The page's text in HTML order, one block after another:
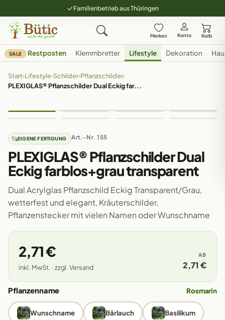
Familienbetrieb aus Thüringen
Merken Konto Korb
SALE Restposten Klemmbretter Lifestyle Dekoration
Start›Lifestyle›Schilder›Pflanzschilder›
PLEXIGLAS® Pflanzschilder Dual Eckig far...
EIGENE FERTIGUNG Art.-Nr. 155
PLEXIGLAS® Pflanzschilder Dual
Eckig farblos+grau transparent
Dual Acrylglas Pflanzschild Eckig Transparent/Grau,
wetterfest und elegant, Kräuterschilder,
Pflanzenstecker mit vielen Namen oder Wunschname
2,71 €
inkl. MwSt. · zzgl. Versand
AB
2,71 €
Pflanzenname Rosmarin
Wunschname Bärlauch Basilikum